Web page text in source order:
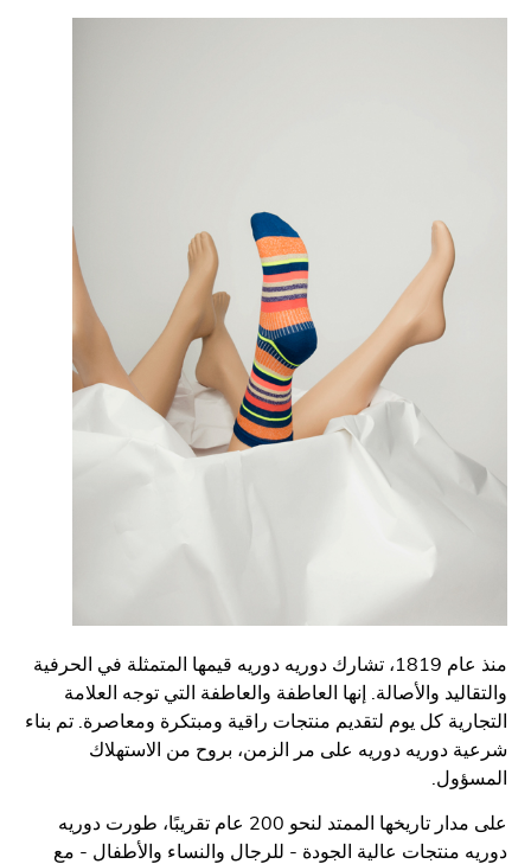
منذ عام 1819، تشارك دوريه دوريه قيمها المتمثلة في الحرفية
والأصالة. إنها العاطفة والعاطفة التي توجه العلامة
كل يوم لتقديم منتجات راقية ومبتكرة ومعاصرة. تم بناء
دوريه دوريه على مر الزمن، بروح من الاستهلاك
على مدار تاريخها الممتد لنحو 200 عام تقريبًا، طورت دوريه
منتجات عالية الجودة - للرجال والنساء والأطفال - مع